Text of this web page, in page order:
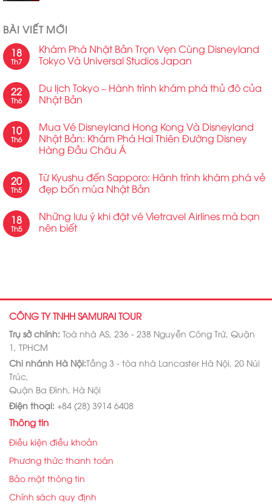
BÀI VIẾT MỚI
18
Th7
Khám Phá Nhật Bản Trọn Vẹn Cùng Disneyland
Tokyo Và Universal Studios Japan
22
Th6
Du lịch Tokyo – Hành trình khám phá thủ đô của
Nhật Bản
10
Th6
Mua Vé Disneyland Hong Kong Và Disneyland
Nhật Bản: Khám Phá Hai Thiên Đường Disney
Hàng Đầu Châu Á
20
Th5
Từ Kyushu đến Sapporo: Hành trình khám phá vẻ
đẹp bốn mùa Nhật Bản
18
Th5
Những lưu ý khi đặt vé Vietravel Airlines mà bạn
nên biết
CÔNG TY TNHH SAMURAI TOUR
Trụ sở chính: Toà nhà AS, 236 - 238 Nguyễn Công Trứ, Quận
1, TPHCM
Chi nhánh Hà Nội:Tầng 3 - tòa nhà Lancaster Hà Nội, 20 Núi
Trúc,
Quận Ba Đình, Hà Nội
Điện thoại: +84 (28) 3914 6408
Thông tin
Điều kiện điều khoản
Phương thức thanh toán
Bảo mật thông tin
Chính sách quy định